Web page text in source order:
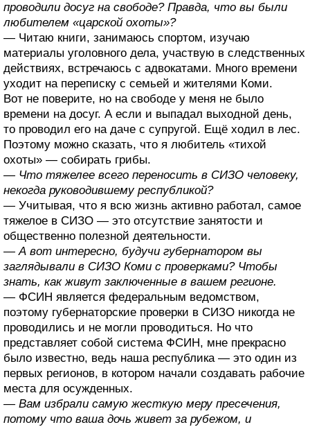
проводили досуг на свободе? Правда, что вы были
любителем «царской охоты»?
— Читаю книги, занимаюсь спортом, изучаю
материалы уголовного дела, участвую в следственных
действиях, встречаюсь с адвокатами. Много времени
уходит на переписку с семьей и жителями Коми.
Вот не поверите, но на свободе у меня не было
времени на досуг. А если и выпадал выходной день,
то проводил его на даче с супругой. Ещё ходил в лес.
Поэтому можно сказать, что я любитель «тихой
охоты» — собирать грибы.
— Что тяжелее всего переносить в СИЗО человеку,
некогда руководившему республикой?
— Учитывая, что я всю жизнь активно работал, самое
тяжелое в СИЗО — это отсутствие занятости и
общественно полезной деятельности.
— А вот интересно, будучи губернатором вы
заглядывали в СИЗО Коми с проверками? Чтобы
знать, как живут заключенные в вашем регионе.
— ФСИН является федеральным ведомством,
поэтому губернаторские проверки в СИЗО никогда не
проводились и не могли проводиться. Но что
представляет собой система ФСИН, мне прекрасно
было известно, ведь наша республика — это один из
первых регионов, в котором начали создавать рабочие
места для осужденных.
— Вам избрали самую жесткую меру пресечения,
потому что ваша дочь живет за рубежом, и